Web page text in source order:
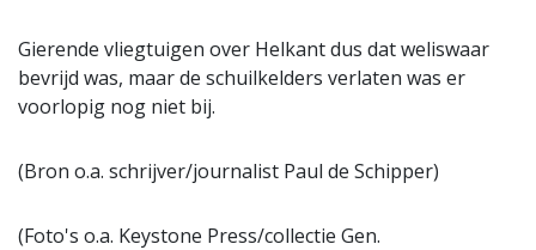
Gierende vliegtuigen over Helkant dus dat weliswaar
bevrijd was, maar de schuilkelders verlaten was er
voorlopig nog niet bij.
(Bron o.a. schrijver/journalist Paul de Schipper)
(Foto's o.a. Keystone Press/collectie Gen.